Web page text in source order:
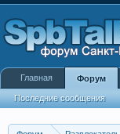
Главная Форум
Последние сообщения